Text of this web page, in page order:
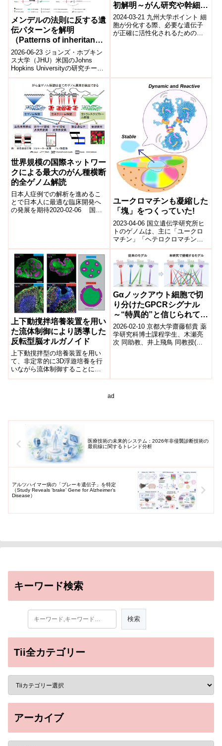
メンデルの法則に反する遺
伝パターンを解明
（Patterns of inheritance
that defy Mendel’s laws）
2026-06-23 ジョンズ・ホプキン
ス大学（JHU）米国のJohns
Hopkins Universityの研究チーム
は、従来のメンデル遺伝の法則
では説明で...
初解明～がん研究や幹細胞
研究、再生医療など広い分
野での貢献に期待～
2024-03-21 九州大学ポイント 細
胞が分化する際、必要な遺伝子
が正確に活性化されるための仕
世界規模の国際ネットワー
クによる最大のがん種横断
的全ゲノム解読
日本人症例での解析を進めるこ
とで日本人に最適な臨床開発へ
の発展を期待2020-02-06 国立
ユークロマチンも凝縮した
「塊」をつくっていた!
2023-04-06 国立遺伝学研究所ヒ
トのゲノムは、主に「ユークロ
マチン」「ヘテロクロマチン」
の2つの領域に分類できるとされ
ています。これまで長い間、頻
繁に遺...
上下動撹拌培養装置を用い
た流体制御により誘導した
反転型脳オルガノイド
上下動撹拌型の培養装置を用い
て、非定常的に3D浮遊培養を行
いながら流体制御することによ
って、従来の化合物を使用せず
Gαノックアウト細胞で切
り分けたGPCRシグナル
～“特異的”と信じられてき
た転写レポーターの再定義
～
2026-02-10 京都大学齋藤郁貴 薬
学研究科博士課程学生、木瀬亮
次 同助教、井上飛鳥 同教授(兼:
ad
医療技術の未来的システム：2026年非侵襲診断技術の
最前線に関するトレンド分析
アルツハイマー病の「ブレーキ遺伝子」を特定
（Study Reveals ‘brake’ Gene for Alzheimer’s
Disease）
キーワード検索
Tii全カテゴリー
アーカイブ